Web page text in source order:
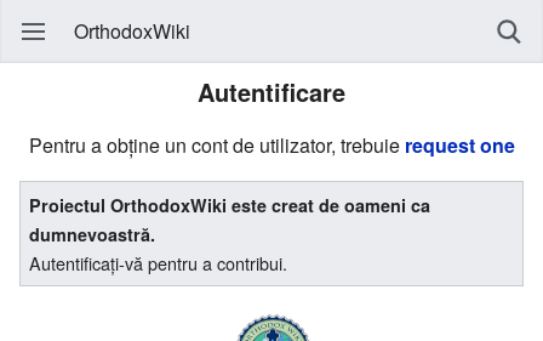
OrthodoxWiki
Autentificare
Pentru a obține un cont de utilizator, trebuie request one
Proiectul OrthodoxWiki este creat de oameni ca
dumnevoastră.
Autentificați-vă pentru a contribui.